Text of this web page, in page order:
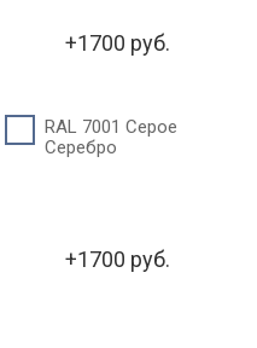
+1700 руб.
RAL 7001 Серое
Серебро
+1700 руб.